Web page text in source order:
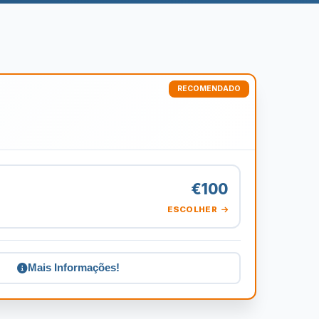
€100
ESCOLHER
Mais Informações!